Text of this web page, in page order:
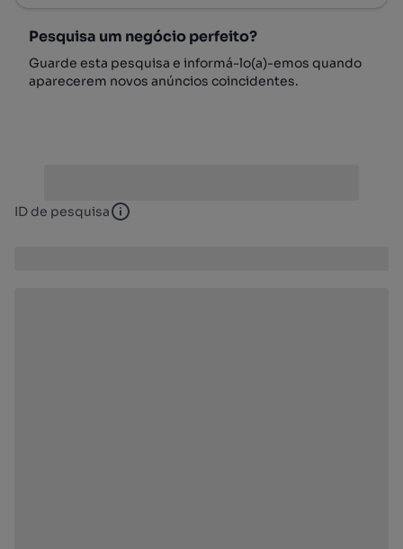
Pesquisa um negócio perfeito?
Guarde esta pesquisa e informá-lo(a)-emos quando
aparecerem novos anúncios coincidentes.
ID de pesquisa ID de pesquisa